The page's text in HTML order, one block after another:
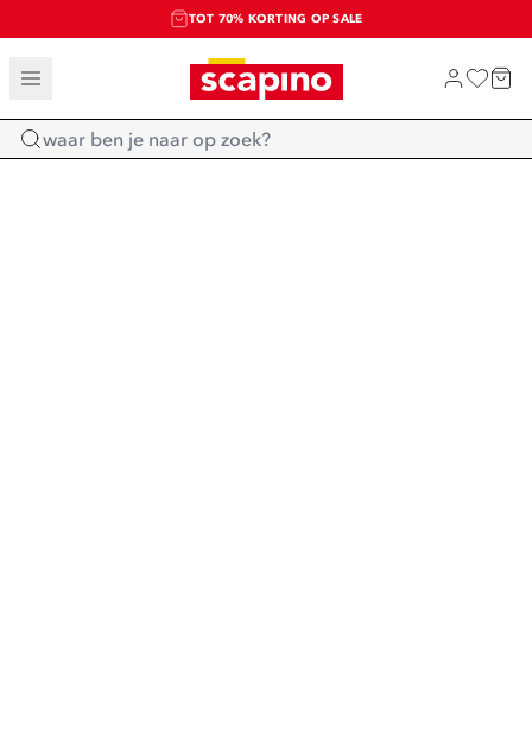
TOT 70% KORTING OP SALE
SALE: LAATSTE KANS!
SHOP NIEUW
Home